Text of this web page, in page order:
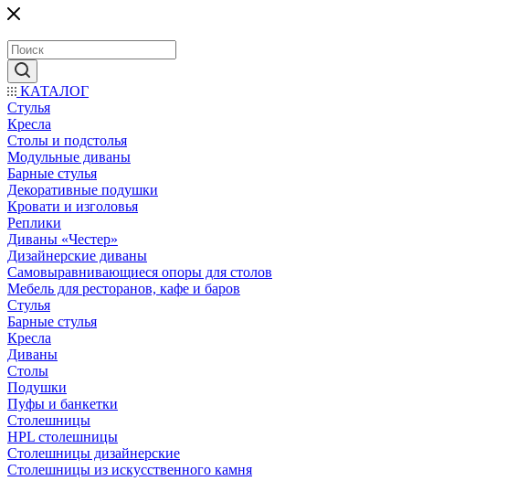
КАТАЛОГ
Стулья
Кресла
Столы и подстолья
Модульные диваны
Барные стулья
Декоративные подушки
Кровати и изголовья
Реплики
Диваны «Честер»
Дизайнерские диваны
Самовыравнивающиеся опоры для столов
Мебель для ресторанов, кафе и баров
Стулья
Барные стулья
Кресла
Диваны
Столы
Подушки
Пуфы и банкетки
Столешницы
HPL столешницы
Столешницы дизайнерские
Столешницы из искусственного камня